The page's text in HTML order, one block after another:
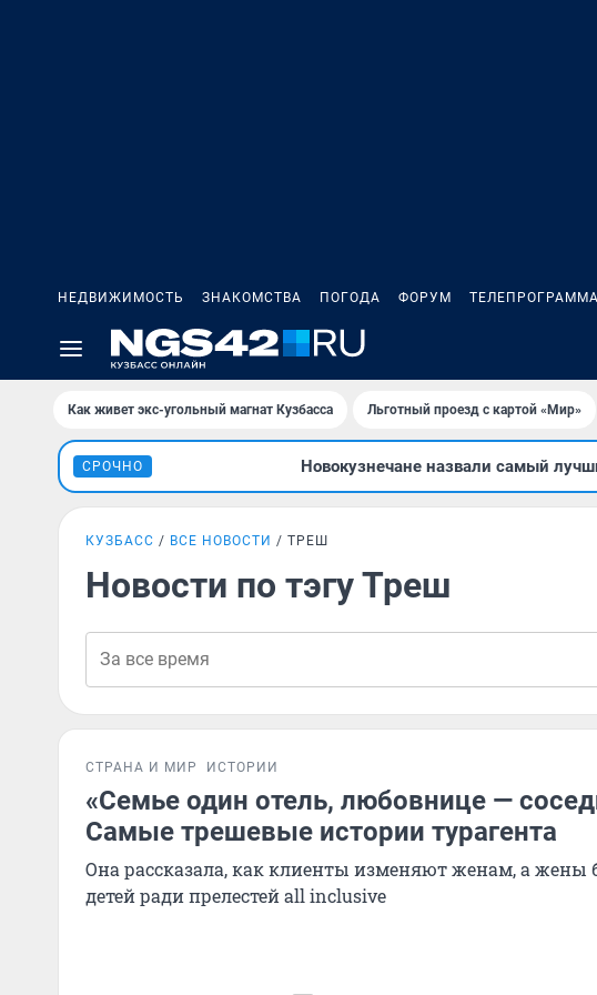
НЕДВИЖИМОСТЬ ЗНАКОМСТВА ПОГОДА ФОРУМ ТЕЛЕПРОГРАММА
Как живет экс-угольный магнат Кузбасса Льготный проезд с картой «Мир»
СРОЧНО Новокузнечане назвали самый
КУЗБАСС ВСЕ НОВОСТИ ТРЕШ
Новости по тэгу Треш
СТРАНА И МИР ИСТОРИИ
«Семье один отель, любовнице —
Самые трешевые истории турагента
Она рассказала, как клиенты изменяют женам, а жены
детей ради прелестей all inclusive